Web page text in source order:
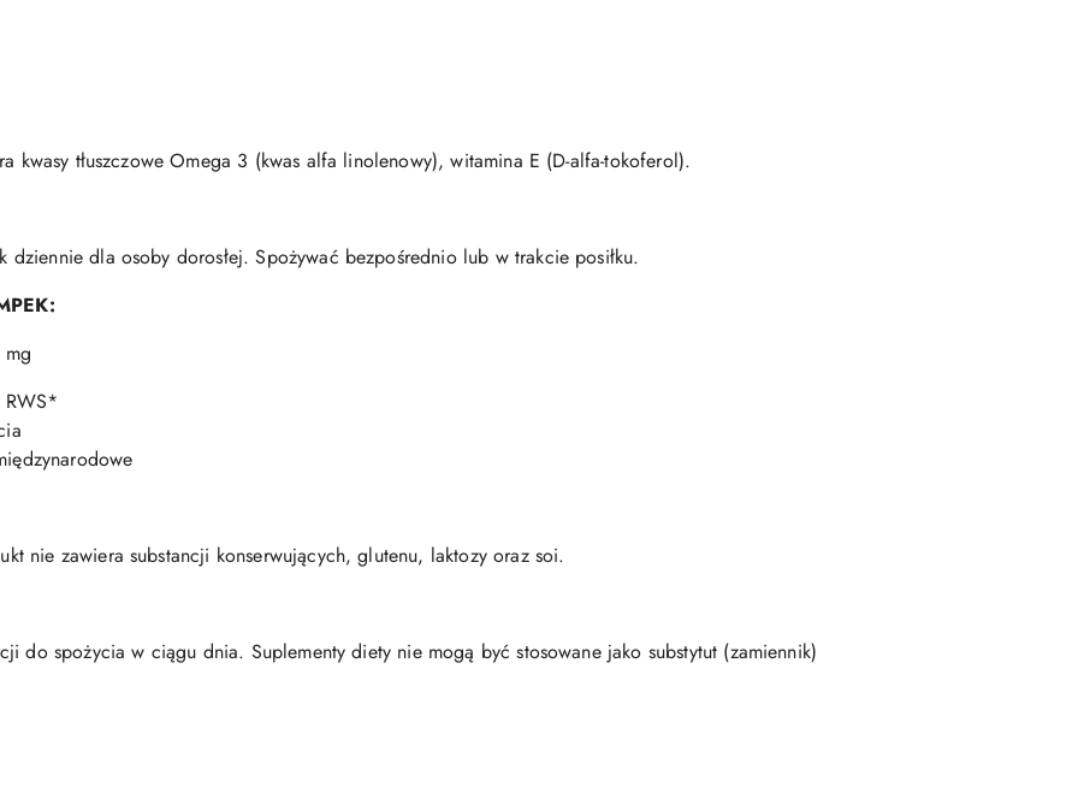
kwasy tłuszczowe Omega 3 (kwas alfa linolenowy), witamina E (D-alfa-tokoferol).
dla osoby dorosłej. Spożywać bezpośrednio lub w trakcie posiłku.
nie zawiera substancji konserwujących, glutenu, laktozy oraz soi.
do spożycia w ciągu dnia. Suplementy diety nie mogą być stosowane jako substytut (zamiennik)